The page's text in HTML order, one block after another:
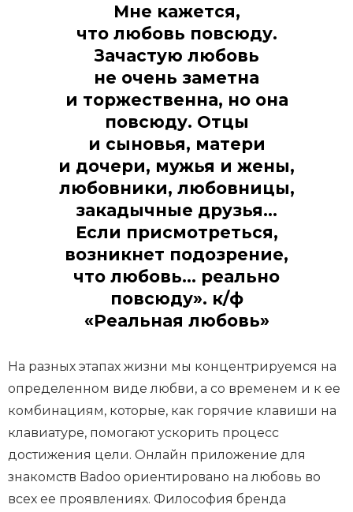
Мне кажется,
что любовь повсюду.
Зачастую любовь
не очень заметна
и торжественна, но она
повсюду. Отцы
и сыновья, матери
и дочери, мужья и жены,
любовники, любовницы,
закадычные друзья...
Если присмотреться,
возникнет подозрение,
что любовь... реально
повсюду». к/ф
«Реальная любовь»
На разных этапах жизни мы концентрируемся на
определенном виде любви, а со временем и к ее
комбинациям, которые, как горячие клавиши на
клавиатуре, помогают ускорить процесс
достижения цели. Онлайн приложение для
знакомств Badoo ориентировано на любовь во
всех ее проявлениях. Философия бренда